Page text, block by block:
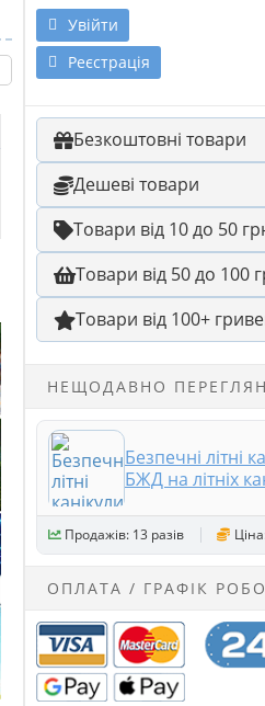
Увійти
Реєстрація
Безкоштовні товари
Дешеві товари
Товари від 10 до 50
Товари від 50 до 100
Товари від 100+
НЕЩОДАВНО
Безпечні літні
БЖД на літніх
Продажів: 13 разів
ОПЛАТА / ГРАФІК